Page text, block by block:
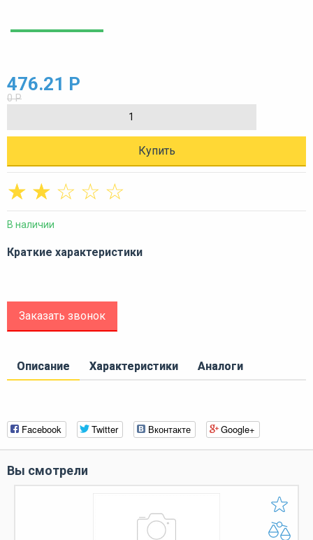
476.21 Р
0 Р
Купить
☆
☆
☆
☆
☆
В наличии
Краткие характеристики
Заказать звонок
Описание Характеристики Аналоги
Facebook Twitter Вконтакте Google+
Вы смотрели